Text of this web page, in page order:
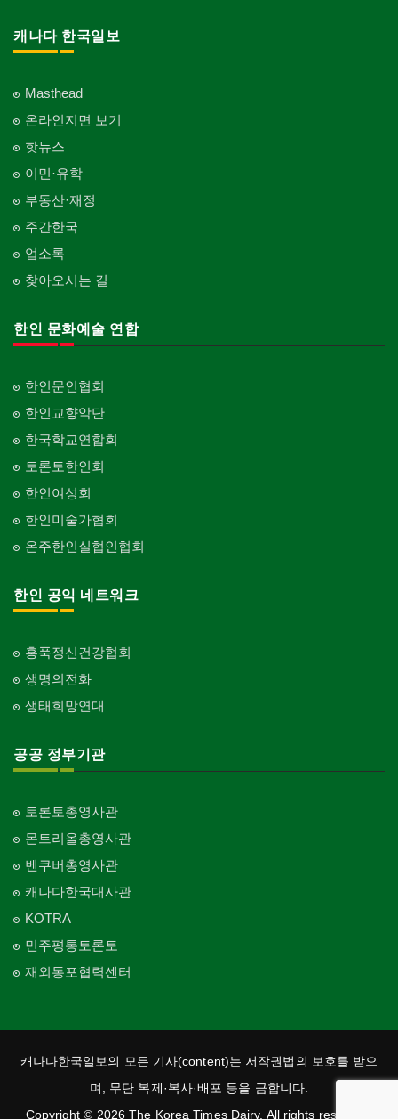
캐나다 한국일보
Masthead
온라인지면 보기
핫뉴스
이민·유학
부동산·재정
주간한국
업소록
찾아오시는 길
한인 문화예술 연합
한인문인협회
한인교향악단
한국학교연합회
토론토한인회
한인여성회
한인미술가협회
온주한인실협인협회
한인 공익 네트워크
홍푹정신건강협회
생명의전화
생태희망연대
공공 정부기관
토론토총영사관
몬트리올총영사관
벤쿠버총영사관
캐나다한국대사관
KOTRA
민주평통토론토
재외통포협력센터
캐나다한국일보의 모든 기사(content)는 저작권법의 보호를 받으
며, 무단 복제·복사·배포 등을 금합니다.
Copyright © 2026 The Korea Times Dairy. All rights reserved.